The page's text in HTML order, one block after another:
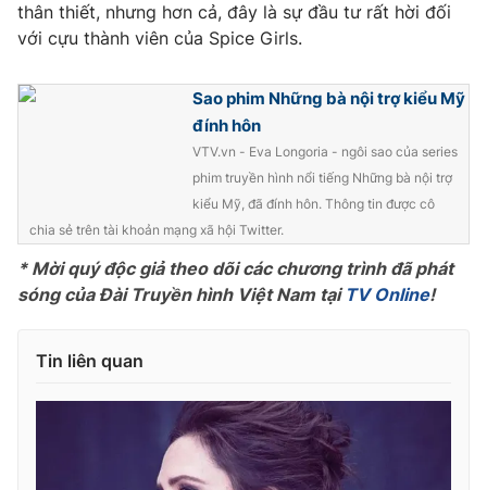
Photo Infographic
Video Shorts video
VTV Thể thao
VTV Sức khoẻ Bất động sản
Thị trường 24h Tấm lòng Việt
VTV4
VTV8
Liên hệ tòa soạn English
thân thiết, nhưng hơn cả, đây là sự đầu tư rất hời đối
với cựu thành viên của Spice Girls.
Sao phim Những bà nội trợ kiểu Mỹ
đính hôn
VTV.vn - Eva Longoria - ngôi sao của series
phim truyền hình nổi tiếng Những bà nội trợ
kiểu Mỹ, đã đính hôn. Thông tin được cô
chia sẻ trên tài khoản mạng xã hội Twitter.
* Mời quý độc giả theo dõi các chương trình đã phát
sóng của Đài Truyền hình Việt Nam tại TV Online!
Tin liên quan